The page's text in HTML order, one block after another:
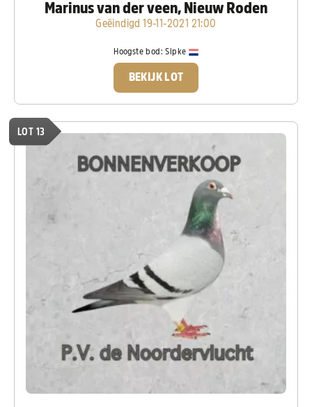
Marinus van der veen, Nieuw Roden
Geëindigd 19-11-2021 21:00
Hoogste bod:Sipke
BEKIJK LOT
LOT 13